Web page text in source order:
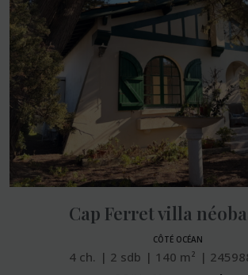
Cap Ferret villa
CÔTÉ OCÉAN
4 ch. 2 sdb 140 m²